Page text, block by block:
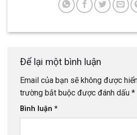
Để lại một bình luận
Email của bạn sẽ không được
trường bắt buộc được đánh dấu *
Bình luận *